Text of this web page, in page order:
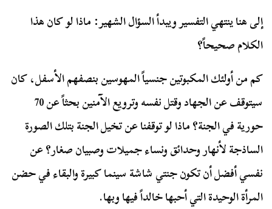
إلى هنا ينتهي التفسير ويبدأ السؤال الشهير: ماذا لو كان هذا
الكلام صحيحاً؟
كم من أولئك المكبوتين جنسياً المهوسين بنصفهم الأسفل، كان
سيتوقف عن الجهاد وقتل نفسه وترويع الآمنين بحثاً عن 70
حورية في الجنة؟ ماذا لو توقفنا عن تخيل الجنة بتلك الصورة
الساذجة لأنهار وحدائق ونساء جميلات وصبيان صغار؟ عن
نفسي أفضل أن تكون جنتي شاشة سينما كبيرة والبقاء في حضن
المرأة الوحيدة التي أحبها خالداً فيها وبها.